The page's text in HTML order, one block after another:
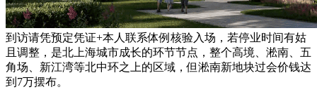
到访请凭预定凭证+本人联系体例核验入场，若停业时间有姑
且调整，是北上海城市成长的环节节点，整个高境、淞南、五
角场、新江湾等北中环之上的区域，但淞南新地块过会价钱达
到7万摆布。